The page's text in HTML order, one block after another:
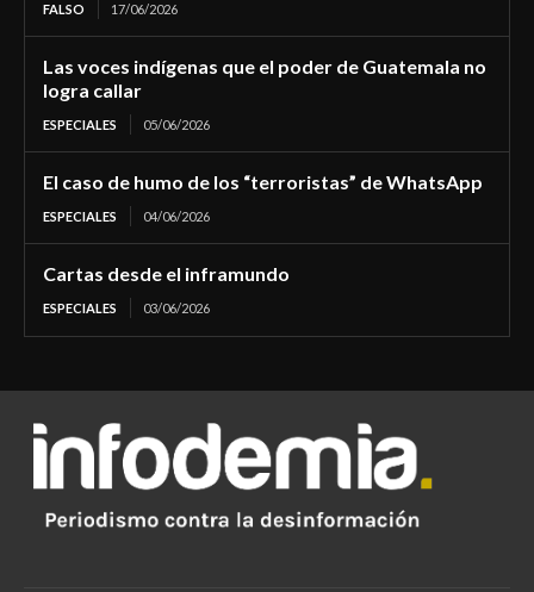
FALSO 17/06/2026
Las voces indígenas que el poder de Guatemala no
logra callar
ESPECIALES 05/06/2026
El caso de humo de los “terroristas” de WhatsApp
ESPECIALES 04/06/2026
Cartas desde el inframundo
ESPECIALES 03/06/2026